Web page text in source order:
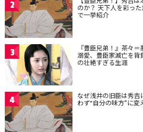
2 のか？ 天下人を彩っ
で一挙紹介
3 『豊臣兄弟！』茶々
溺愛、豊臣家滅亡を背
の壮絶すぎる生涯
4 なぜ浅井の旧臣は秀
わず“自分の味方”に変